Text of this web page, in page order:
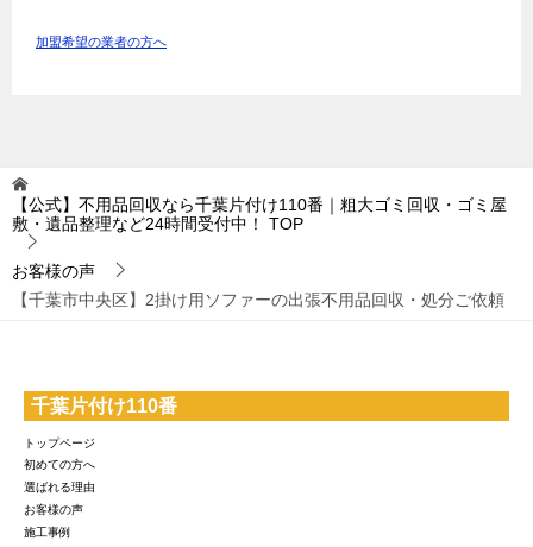
加盟希望の業者の方へ
【公式】不用品回収なら千葉片付け110番｜粗大ゴミ回収・ゴミ屋
敷・遺品整理など24時間受付中！
TOP
お客様の声
【千葉市中央区】2掛け用ソファーの出張不用品回収・処分ご依頼
千葉片付け110番
トップページ
初めての方へ
選ばれる理由
お客様の声
施工事例